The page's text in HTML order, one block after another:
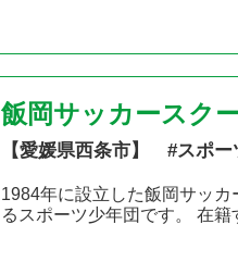
飯岡サッカースク
【愛媛県西条市】 #スポー
1984年に設立した飯岡サッ
るスポーツ少年団です。 在